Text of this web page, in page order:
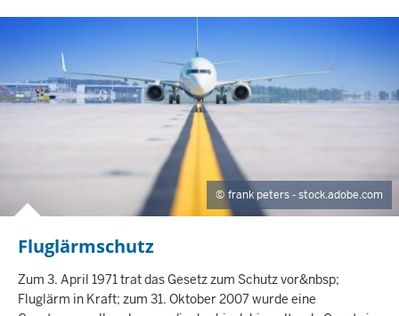
T
I
T
frank peters - stock.adobe.com
I
H
A
Fluglärmschutz
Zum 3. April 1971 trat das Gesetz zum Schutz vor&nbsp;
Fluglärm in Kraft; zum 31. Oktober 2007 wurde eine